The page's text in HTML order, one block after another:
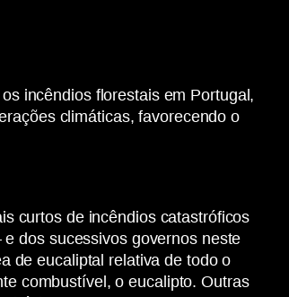
incêndios florestais em Portugal,
climáticas, favorecendo o
curtos de incêndios catastróficos
dos sucessivos governos neste
de eucaliptal relativa de todo o
combustível, o eucalipto. Outras